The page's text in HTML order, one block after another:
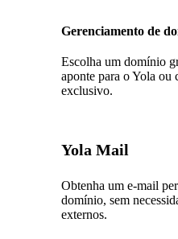
Gerenciamento de
Escolha um domínio
aponte para o Yola
exclusivo.
Yola Mail
Obtenha um e-mail
domínio, sem
externos.